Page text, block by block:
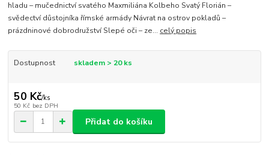
hladu – mučednictví svatého Maxmiliána Kolbeho Svatý Florián –
svědectví důstojníka římské armády Návrat na ostrov pokladů –
prázdninové dobrodružství Slepé oči – ze... celý popis
Dostupnost skladem > 20 ks
50 Kč/ks
50 Kč bez DPH
Přidat do košíku